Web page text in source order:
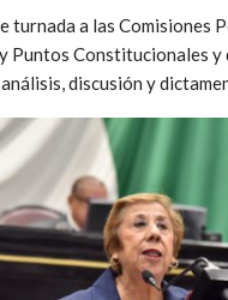
turnada a las Comisiones
Puntos Constitucionales y
discusión y